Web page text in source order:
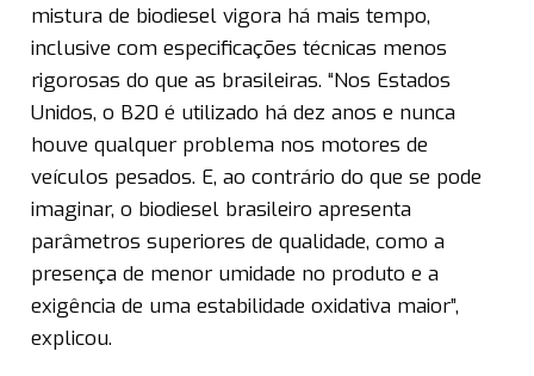
mistura de biodiesel vigora há mais tempo,
inclusive com especificações técnicas menos
rigorosas do que as brasileiras. “Nos Estados
Unidos, o B20 é utilizado há dez anos e nunca
houve qualquer problema nos motores de
veículos pesados. E, ao contrário do que se pode
imaginar, o biodiesel brasileiro apresenta
parâmetros superiores de qualidade, como a
presença de menor umidade no produto e a
exigência de uma estabilidade oxidativa maior”,
explicou.